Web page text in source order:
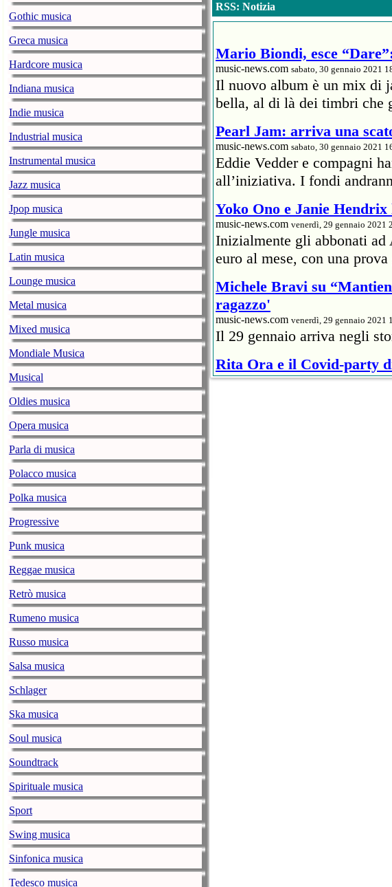
Gothic musica
Greca musica
Hardcore musica
Indiana musica
Indie musica
Industrial musica
Instrumental musica
Jazz musica
Jpop musica
Jungle musica
Latin musica
Lounge musica
Metal musica
Mixed musica
Mondiale Musica
Musical
Oldies musica
Opera musica
Parla di musica
Polacco musica
Polka musica
Progressive
Punk musica
Reggae musica
Retrò musica
Rumeno musica
Russo musica
Salsa musica
Schlager
Ska musica
Soul musica
Soundtrack
Spirituale musica
Sport
Swing musica
Sinfonica musica
Tedesco musica
RSS: Notizia
Mario Biondi, esce
music-news.com sabato, 30 gennaio 2021
Il nuovo album è un mix di
bella, al di là dei timbri che
Pearl Jam: arriva una
music-news.com sabato, 30 gennaio 2021
Eddie Vedder e compagni
all’iniziativa. I fondi
Yoko Ono e Janie
music-news.com venerdì, 29 gennaio 2021
Inizialmente gli abbonati ad
euro al mese, con una
Michele Bravi su
ragazzo'
music-news.com venerdì, 29 gennaio 2021
Il 29 gennaio arriva negli
Rita Ora e il Covid-party
ristoratore